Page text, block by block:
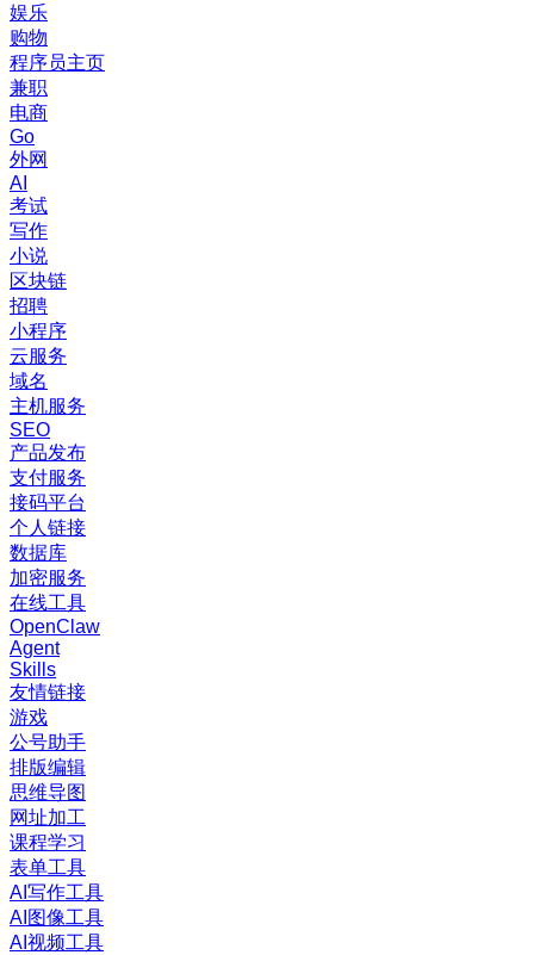
娱乐
购物
程序员主页
兼职
电商
Go
外网
AI
考试
写作
小说
区块链
招聘
小程序
云服务
域名
主机服务
SEO
产品发布
支付服务
接码平台
个人链接
数据库
加密服务
在线工具
OpenClaw
Agent
Skills
友情链接
游戏
公号助手
排版编辑
思维导图
网址加工
课程学习
表单工具
AI写作工具
AI图像工具
AI视频工具